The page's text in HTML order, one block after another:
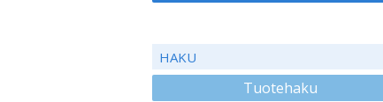
HAKU
Tuotehaku